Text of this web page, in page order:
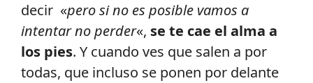
decir «pero si no es posible vamos a
intentar no perder«, se te cae el alma a
los pies. Y cuando ves que salen a por
todas, que incluso se ponen por delante